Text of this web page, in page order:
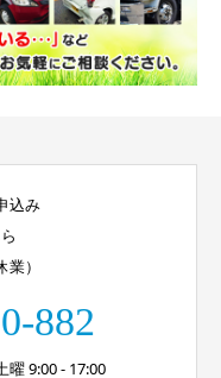
込み
）
882
曜 9:00 - 17:00